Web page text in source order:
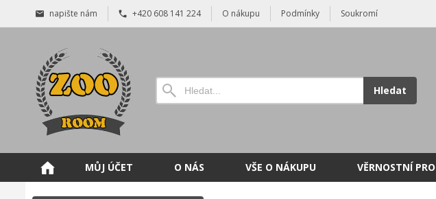
napište nám +420 608 141 224 O nákupu Podmínky Soukromí
Hledat
MŮJ ÚČET O NÁS VŠE O NÁKUPU VĚRNOSTNÍ